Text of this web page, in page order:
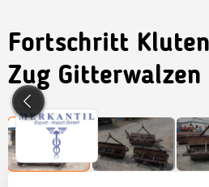
Fortschritt
Zug Gitterwalzen